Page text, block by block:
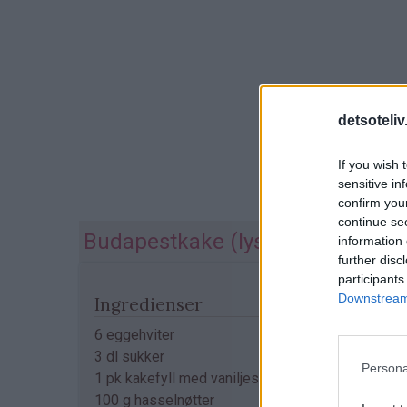
If you wish
sensitive
confirm
continue
information
further
Budapestkake (lys)
Ingredienser
6 eggehviter
3 dl sukker
1 pk kakefyll med vaniljesmak (uten koking)
100 g hasselnøtter